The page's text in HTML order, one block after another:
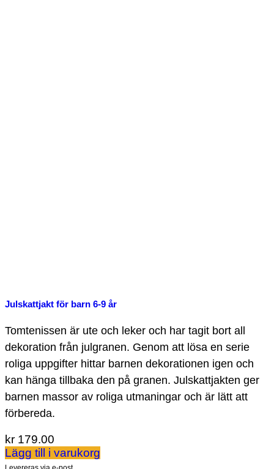
Julskattjakt för barn 6-9 år
Tomtenissen är ute och leker och har tagit bort all
dekoration från julgranen. Genom att lösa en serie
roliga uppgifter hittar barnen dekorationen igen och
kan hänga tillbaka den på granen. Julskattjakten ger
barnen massor av roliga utmaningar och är lätt att
förbereda.
kr 179.00
Lägg till i varukorg